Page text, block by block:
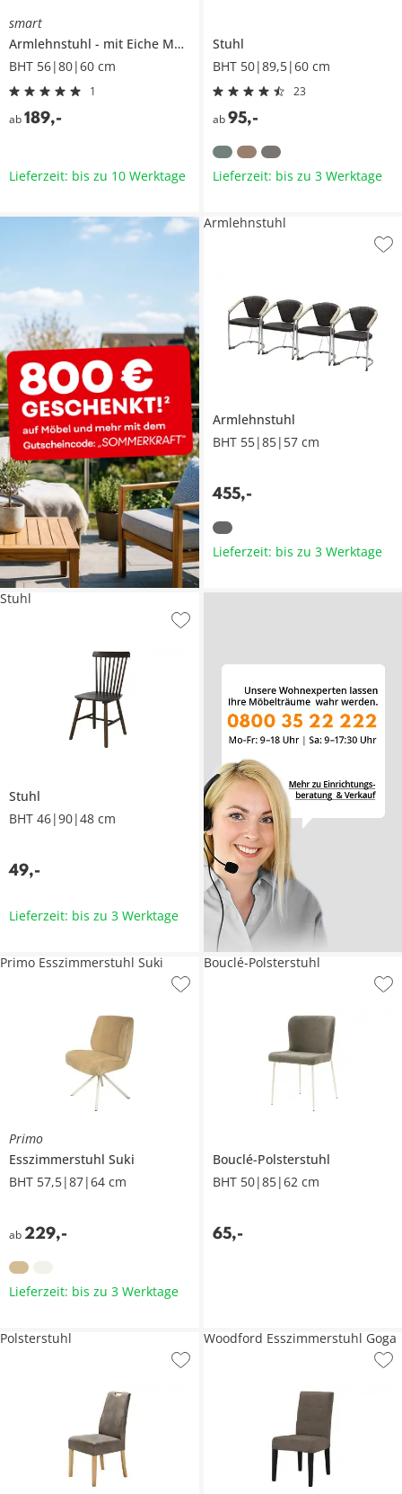
smart
Armlehnstuhl
mit Eiche Massivholzgestell
BHT 56|80|60 cm
1
ab189,-
Lieferzeit: bis zu 10 Werktage
Stuhl
BHT 50|89,5|60 cm
23
ab 95,-
Lieferzeit: bis zu 3 Werktage
Armlehnstuhl
BHT 55|85|57 cm
455,-
Armlehnstuhl
Lieferzeit: bis zu 3 Werktage
Stuhl
BHT 46|90|48 cm
49,-
Stuhl
Lieferzeit: bis zu 3 Werktage
Primo
Esszimmerstuhl Suki
BHT 57,5|87|64 cm
ab 229,-
Primo Esszimmerstuhl Suki
Lieferzeit: bis zu 3 Werktage
Bouclé-Polsterstuhl
BHT 50|85|62 cm
65,-
Bouclé-Polsterstuhl
Polsterstuhl Woodford Esszimmerstuhl Goga